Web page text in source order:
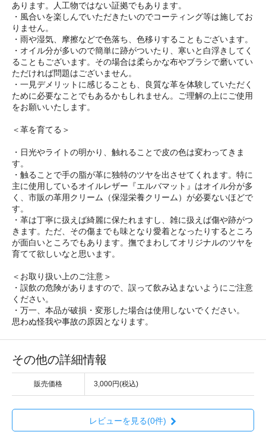
あります。人工物ではない証拠でもあります。
・風合いを楽しんでいただきたいのでコーティング等は施してお
りません。
・雨や湿気、摩擦などで色落ち、色移りすることもございます。
・オイル分が多いので簡単に跡がついたり、寒いと白浮きしてく
ることもございます。その場合は柔らかな布やブラシで磨いてい
ただければ問題はございません。
・一見デメリットに感じることも、良質な革を体験していただく
ために必要なことでもあるかもしれません。ご理解の上にご使用
をお願いいたします。
＜革を育てる＞
・日光やライトの明かり、触れることで皮の色は変わってきま
す。
・触ることで手の脂が革に独特のツヤを出させてくれます。特に
主に使用しているオイルレザー『エルバマット』はオイル分が多
く、市販の革用クリーム（保湿栄養クリーム）が必要ないほどで
す。
・革は丁寧に扱えば綺麗に保たれますし、雑に扱えば傷や跡がつ
きます。ただ、その傷までも味となり愛着となったりするところ
が面白いところでもあります。撫でまわしてオリジナルのツヤを
育てて欲しいなと思います。
＜お取り扱い上のご注意＞
・誤飲の危険がありますので、誤って飲み込まないようにご注意
ください。
・万一、本品が破損・変形した場合は使用しないでください。
思わぬ怪我や事故の原因となります。
その他の詳細情報
販売価格 3,000円(税込)
レビューを見る(0件)